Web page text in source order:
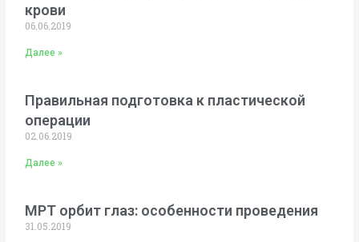
крови
06.06.2019
Далее »
Правильная подготовка к пластической
операции
02.06.2019
Далее »
МРТ орбит глаз: особенности проведения
31.05.2019